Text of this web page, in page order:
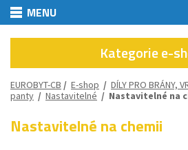
MENU
Kategorie e-
EUROBYT-CB / E-shop / DÍLY PRO BRÁNY,
panty / Nastavitelné / Nastavitelné na
Nastavitelné na chemii